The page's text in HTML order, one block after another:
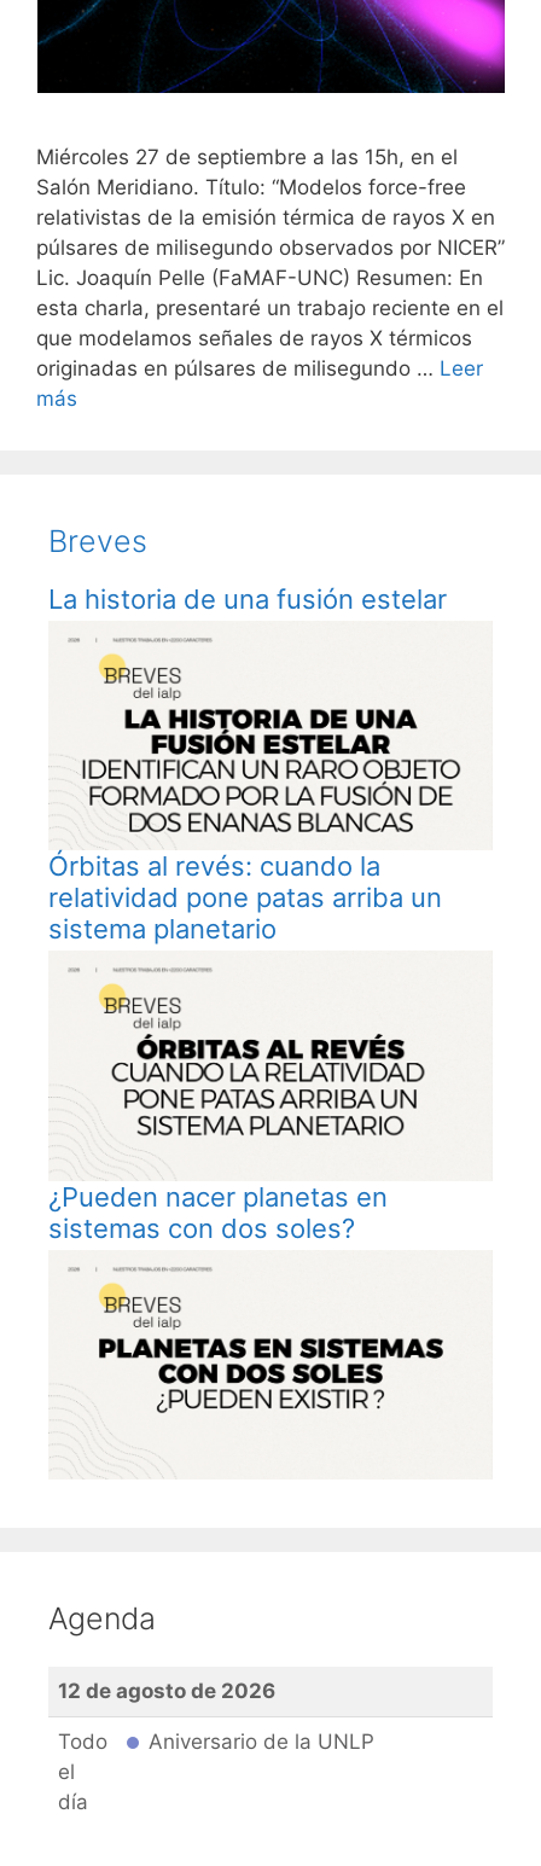
Miércoles 27 de septiembre a las 15h, en el
Salón Meridiano. Título: “Modelos force-free
relativistas de la emisión térmica de rayos X en
púlsares de milisegundo observados por NICER”
Lic. Joaquín Pelle (FaMAF-UNC) Resumen: En
esta charla, presentaré un trabajo reciente en el
que modelamos señales de rayos X térmicos
originadas en púlsares de milisegundo … Leer
más
Breves
La historia de una fusión estelar
Órbitas al revés: cuando la
relatividad pone patas arriba un
sistema planetario
¿Pueden nacer planetas en
sistemas con dos soles?
Agenda
12 de agosto de 2026
Todo
el
día
Aniversario de la UNLP